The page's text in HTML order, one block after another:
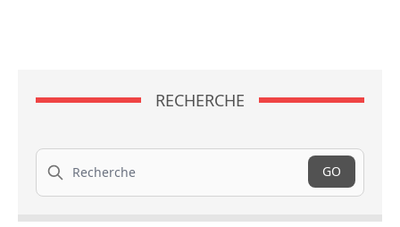
RECHERCHE
Recherche
GO